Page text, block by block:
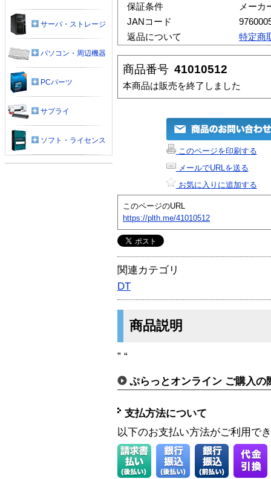
保証条件
メーカ
JANコード
返品について
特定商
商品番号 41010512
本商品は販売を終了しました
このページを印刷する
メールでURLを送る
お気に入りに追加する
このページのURL
https://plth.me/41010512
関連カテゴリ
DT
商品説明
” “
ぷらっとオンライン ご購入の
支払方法について
以下のお支払い方法がご利用で
サーバ・ストレージ
パソコン・周辺機器
PCパーツ
サプライ
ソフト・ライセンス